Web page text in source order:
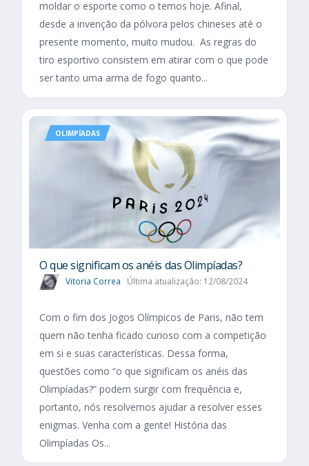
moldar o esporte como o temos hoje. Afinal,
desde a invenção da pólvora pelos chineses até o
presente momento, muito mudou. As regras do
tiro esportivo consistem em atirar com o que pode
ser tanto uma arma de fogo quanto...
OLIMPÍADAS
O que significam os anéis das Olimpíadas?
Vitoria Correa Última atualização: 12/08/2024
Com o fim dos Jogos Olímpicos de Paris, não tem
quem não tenha ficado curioso com a competição
em si e suas características. Dessa forma,
questões como “o que significam os anéis das
Olimpíadas?” podem surgir com frequência e,
portanto, nós resolvemos ajudar a resolver esses
enigmas. Venha com a gente! História das
Olimpíadas Os...